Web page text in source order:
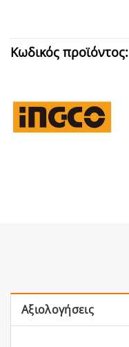
Κωδικός προϊόντος:
Αξιολογήσεις